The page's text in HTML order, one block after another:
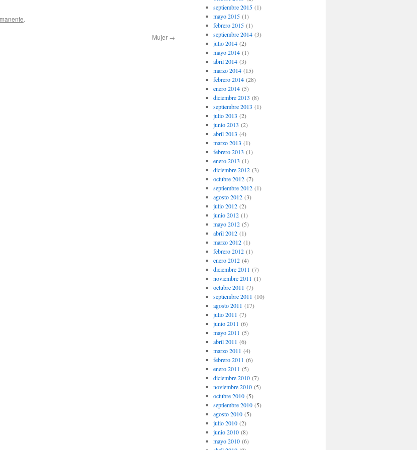
.
Mujer →
septiembre 2015(1)
mayo 2015(1)
febrero 2015(1)
septiembre 2014(3)
julio 2014(2)
mayo 2014(1)
abril 2014(3)
marzo 2014(15)
febrero 2014(28)
enero 2014(5)
diciembre 2013 (8)
septiembre 2013 (1)
julio 2013 (2)
junio 2013 (2)
abril 2013 (4)
marzo 2013 (1)
febrero 2013 (1)
enero 2013 (1)
diciembre 2012(3)
octubre 2012(7)
septiembre 2012(1)
agosto 2012(3)
julio 2012(2)
junio 2012(1)
mayo 2012(5)
abril 2012(1)
marzo 2012(1)
febrero 2012(1)
enero 2012(4)
diciembre 2011 (7)
noviembre 2011 (1)
octubre 2011 (7)
septiembre 2011 (10)
agosto 2011 (17)
julio 2011 (7)
junio 2011 (6)
mayo 2011 (5)
abril 2011 (6)
marzo 2011 (4)
febrero 2011 (6)
enero 2011 (5)
diciembre 2010(7)
noviembre 2010(5)
octubre 2010(5)
septiembre 2010(5)
agosto 2010(5)
julio 2010(2)
junio 2010(8)
mayo 2010(6)